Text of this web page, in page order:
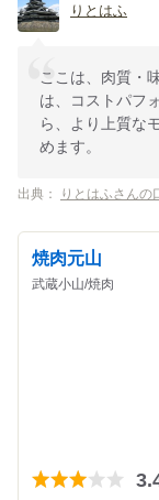
りとはふ
ここは、肉質・
は、コストパフ
ら、より上質な
めます。
出典： りとはふさんの
焼肉元山
武蔵小山/焼肉